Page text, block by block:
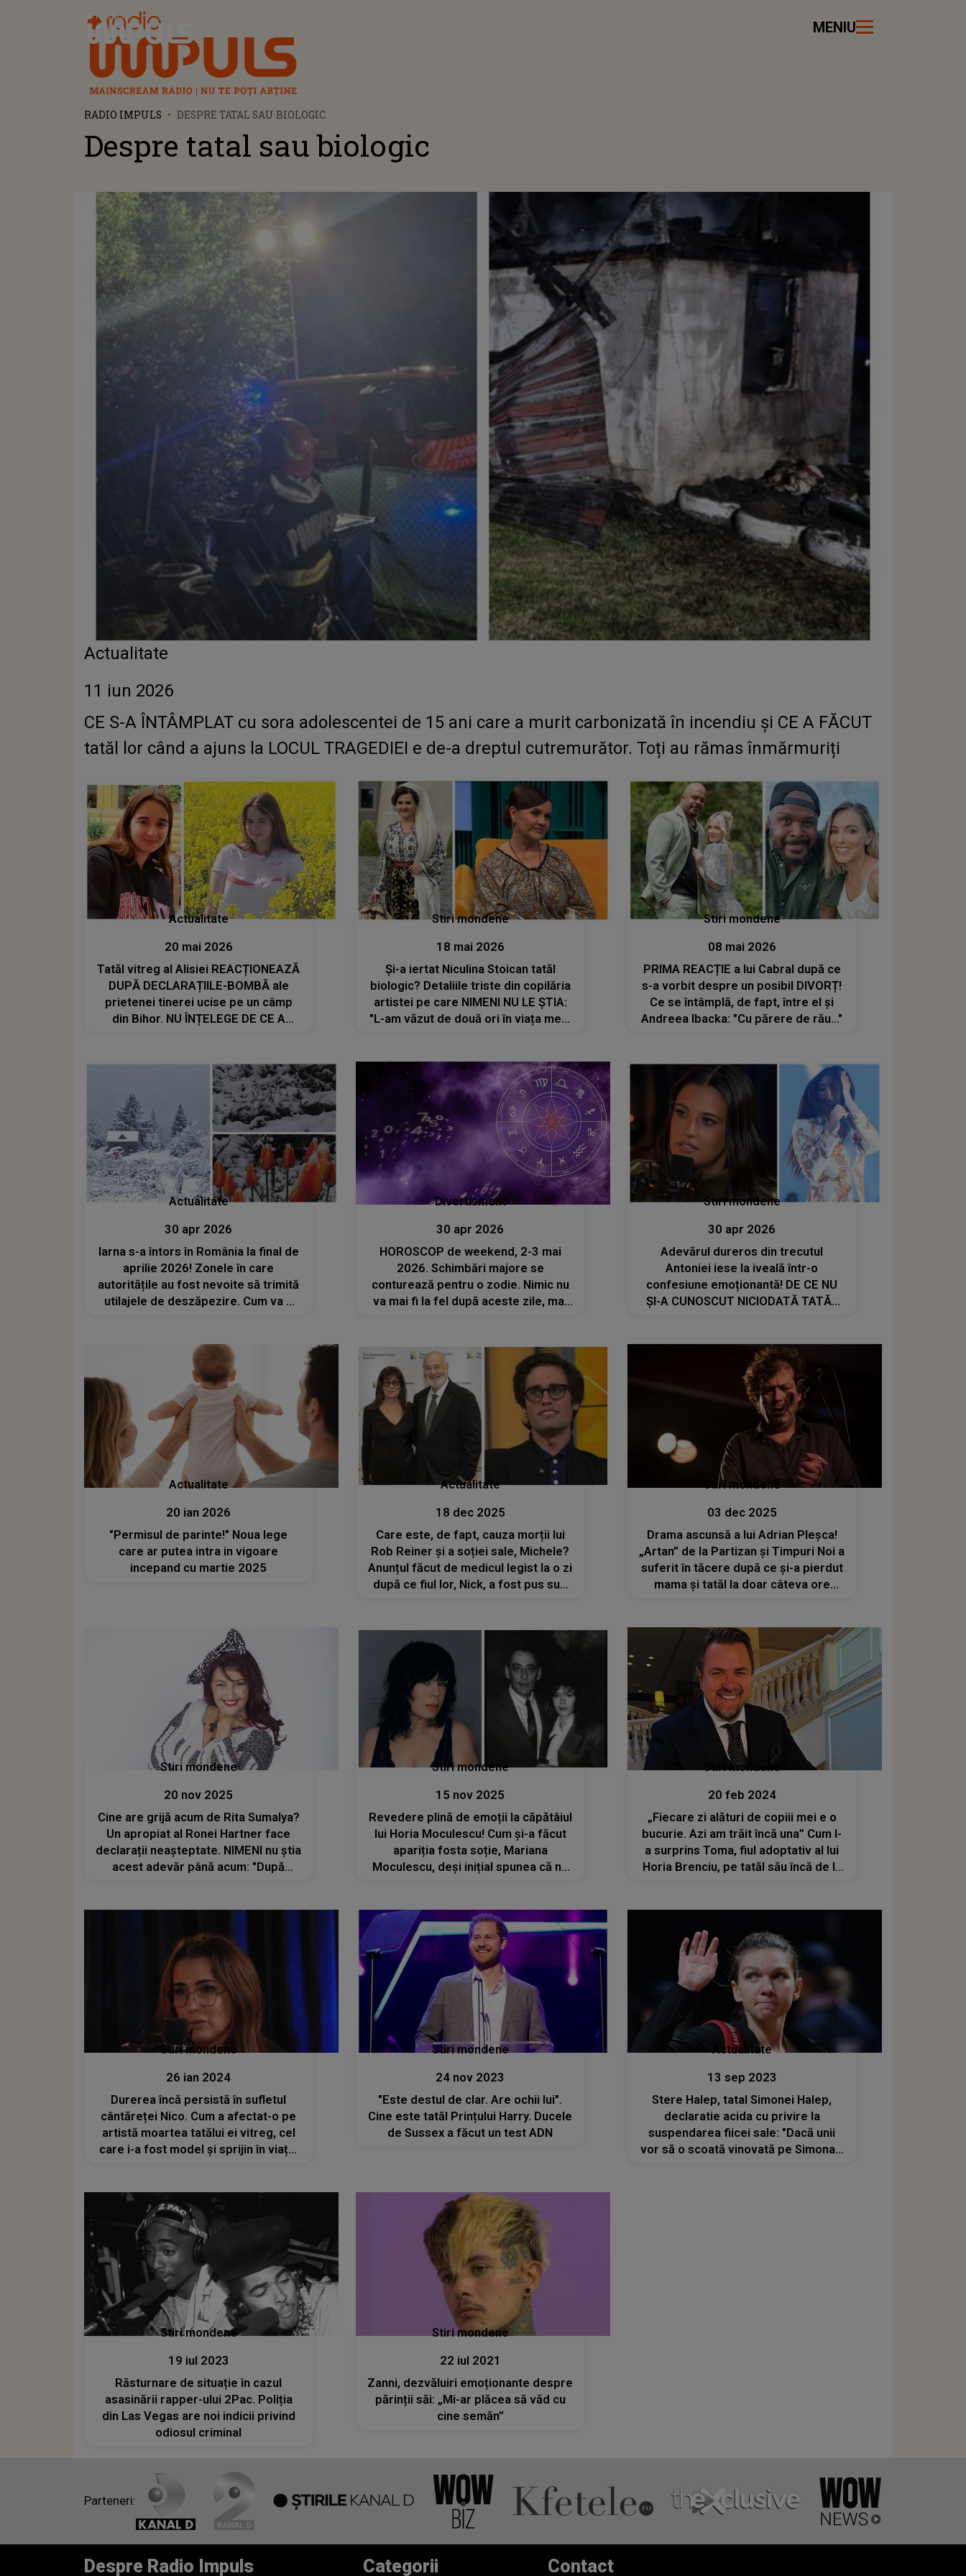
Radio Impuls MENIU
RADIO IMPULS DESPRE TATAL SAU BIOLOGIC
Despre tatal sau biologic
Actualitate
11 iun 2026
CE S-A ÎNTÂMPLAT cu sora adolescentei de 15 ani care a murit carbonizată în incendiu și CE A FĂCUT
tatăl lor când a ajuns la LOCUL TRAGEDIEI e de-a dreptul cutremurător. Toți au rămas înmărmuriți
Actualitate
20 mai 2026
Tatăl vitreg al Alisiei REACȚIONEAZĂ
DUPĂ DECLARAȚIILE-BOMBĂ ale
prietenei tinerei ucise pe un câmp
din Bihor. NU ÎNȚELEGE DE CE A
Stiri mondene
18 mai 2026
Și-a iertat Niculina Stoican tatăl
biologic? Detaliile triste din copilăria
artistei pe care NIMENI NU LE ȘTIA:
"L-am văzut de două ori în viața mea,
Stiri mondene
08 mai 2026
PRIMA REACȚIE a lui Cabral după ce
s-a vorbit despre un posibil DIVORȚ!
Ce se întâmplă, de fapt, între el și
Andreea Ibacka: "Cu părere de rău..."
Actualitate
30 apr 2026
Iarna s-a întors în România la final de
aprilie 2026! Zonele în care
autoritățile au fost nevoite să trimită
utilajele de deszăpezire. Cum va fi
Divertisment
30 apr 2026
HOROSCOP de weekend, 2-3 mai
2026. Schimbări majore se
conturează pentru o zodie. Nimic nu
va mai fi la fel după aceste zile, mai
pas
Stiri mondene
30 apr 2026
Adevărul dureros din trecutul
Antoniei iese la iveală într-o
confesiune emoționantă! DE CE NU
ȘI-A CUNOSCUT NICIODATĂ TATĂL
Actualitate
20 ian 2026
"Permisul de parinte!" Noua lege
care ar putea intra in vigoare
incepand cu martie 2025
Actualitate
18 dec 2025
Care este, de fapt, cauza morții lui
Rob Reiner și a soției sale, Michele?
Anunțul făcut de medicul legist la o zi
după ce fiul lor, Nick, a fost pus sub
Stiri mondene
03 dec 2025
Drama ascunsă a lui Adrian Pleșca!
„Artan” de la Partizan și Timpuri Noi a
suferit în tăcere după ce și-a pierdut
mama și tatăl la doar câteva ore
Stiri mondene
20 nov 2025
Cine are grijă acum de Rita Sumalya?
Un apropiat al Ronei Hartner face
declarații neașteptate. NIMENI nu știa
acest adevăr până acum: "După
Stiri mondene
15 nov 2025
Revedere plină de emoții la căpătâiul
lui Horia Moculescu! Cum și-a făcut
apariția fosta soție, Mariana
Moculescu, deși inițial spunea că nu
adevăr, nu de imagine”
Stiri mondene
20 feb 2024
„Fiecare zi alături de copiii mei e o
bucurie. Azi am trăit încă una” Cum l-
a surprins Toma, fiul adoptativ al lui
Horia Brenciu, pe tatăl său încă de la
Stiri mondene
26 ian 2024
Durerea încă persistă în sufletul
cântăreței Nico. Cum a afectat-o pe
artistă moartea tatălui ei vitreg, cel
care i-a fost model și sprijin în viață:
Stiri mondene
24 nov 2023
"Este destul de clar. Are ochii lui".
Cine este tatăl Prințului Harry. Ducele
de Sussex a făcut un test ADN
Actualitate
13 sep 2023
Stere Halep, tatal Simonei Halep,
declaratie acida cu privire la
suspendarea fiicei sale: "Dacă unii
vor să o scoată vinovată pe Simona...
Stiri mondene
19 iul 2023
Răsturnare de situație în cazul
asasinării rapper-ului 2Pac. Poliția
din Las Vegas are noi indicii privind
odiosul criminal
Stiri mondene
22 iul 2021
Zanni, dezvăluiri emoționante despre
părinții săi: „Mi-ar plăcea să văd cu
cine semăn”
Parteneri:
Despre Radio Impuls Categorii Contact